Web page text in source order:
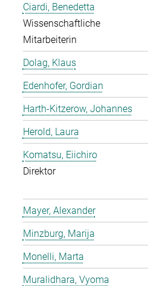
Ciardi, Benedetta
Wissenschaftliche
Mitarbeiterin
Dolag, Klaus
Edenhofer, Gordian
Harth-Kitzerow, Johannes
Herold, Laura
Komatsu, Eiichiro
Direktor
Mayer, Alexander
Minzburg, Marija
Monelli, Marta
Muralidhara, Vyoma